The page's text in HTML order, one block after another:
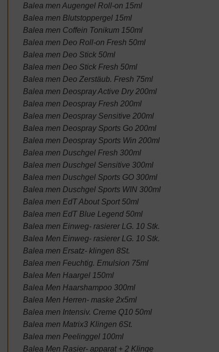
Balea men Augengel Roll-on 15ml
Balea men Blutstoppergel 15ml
Balea men Coffein Tonikum 150ml
Balea men Deo Roll-on Fresh 50ml
Balea men Deo Stick 50ml
Balea men Deo Stick Fresh 50ml
Balea men Deo Zerstäub. Fresh 75ml
Balea men Deospray Active Dry 200ml
Balea men Deospray Fresh 200ml
Balea men Deospray Sensitive 200ml
Balea men Deospray Sports Go 200ml
Balea men Deospray Sports Win 200ml
Balea men Duschgel Fresh 300ml
Balea men Duschgel Sensitive 300ml
Balea men Duschgel Sports GO 300ml
Balea men Duschgel Sports WIN 300ml
Balea men EdT About Sport 50ml
Balea men EdT Blue Legend 50ml
Balea men Einweg- rasierer LG. 10 Stk.
Balea Men Einweg- rasierer LG. 10 Stk.
Balea men Ersatz- klingen 8St.
Balea men Feuchtig. Emulsion 75ml
Balea Men Haargel 150ml
Balea Men Haarshampoo 300ml
Balea Men Herren- maske 2x5ml
Balea men Intensiv. Creme Q10 50ml
Balea men Matrix3 Klingen 6St.
Balea men Peelinggel 100ml
Balea Men Rasier- apparat + 2 Klinge